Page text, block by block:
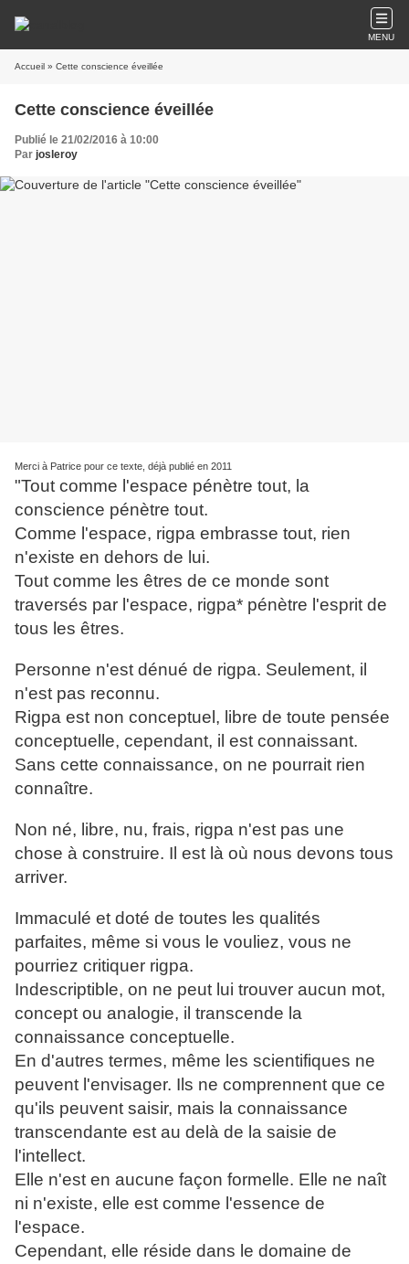
MENU
Accueil » Cette conscience éveillée
Cette conscience éveillée
Publié le 21/02/2016 à 10:00
Par josleroy
Merci à Patrice pour ce texte, déjà publié en 2011
"Tout comme l'espace pénètre tout, la
conscience pénètre tout.
Comme l'espace, rigpa embrasse tout, rien
n'existe en dehors de lui.
Tout comme les êtres de ce monde sont
traversés par l'espace, rigpa* pénètre l'esprit de
tous les êtres.
Personne n'est dénué de rigpa. Seulement, il
n'est pas reconnu.
Rigpa est non conceptuel, libre de toute pensée
conceptuelle, cependant, il est connaissant.
Sans cette connaissance, on ne pourrait rien
connaître.
Non né, libre, nu, frais, rigpa n'est pas une
chose à construire. Il est là où nous devons tous
arriver.
Immaculé et doté de toutes les qualités
parfaites, même si vous le vouliez, vous ne
pourriez critiquer rigpa.
Indescriptible, on ne peut lui trouver aucun mot,
concept ou analogie, il transcende la
connaissance conceptuelle.
En d'autres termes, même les scientifiques ne
peuvent l'envisager. Ils ne comprennent que ce
qu'ils peuvent saisir, mais la connaissance
transcendante est au delà de la saisie de
l'intellect.
Elle n'est en aucune façon formelle. Elle ne naît
ni n'existe, elle est comme l'essence de
l'espace.
Cependant, elle réside dans le domaine de